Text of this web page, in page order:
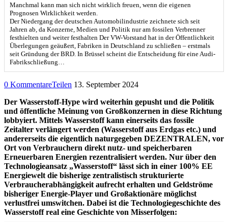
Manchmal kann man sich nicht wirklich freuen, wenn die eigenen
Prognosen Wirklichkeit werden.
Der Niedergang der deutschen Automobilindustrie zeichnete sich seit
Jahren ab, da Konzerne, Medien und Politik nur am fossilen Verbrenner
festhielten und weiter festhalten Der VW-Vorstand hat in der Öffentlichkeit
Überlegungen geäußert, Fabriken in Deutschland zu schließen – erstmals
seit Gründung der BRD. In Brüssel scheint die Entscheidung für eine Audi-
Fabrikschließung…
0 KommentareTeilen 13. September 2024
Der Wasserstoff-Hype wird weiterhin gepusht und die Politik
und öffentliche Meinung von Großkonzernen in diese Richtung
lobbyiert. Mittels Wasserstoff kann einerseits das fossile
Zeitalter verlängert werden (Wasserstoff aus Erdgas etc.) und
andererseits die eigentlich naturgegeben DEZENTRALEN, vor
Ort von Verbrauchern direkt nutz- und speicherbaren
Erneuerbaren Energien rezentralisiert werden. Nur über den
Technologieansatz „Wasserstoff“ lässt sich in einer 100% EE
Energiewelt die bisherige zentralistisch strukturierte
Verbraucherabhängigkeit aufrecht erhalten und Geldströme
bisheriger Energie-Player und Großaktionäre möglichst
verlustfrei umswitchen. Dabei ist die Technologiegeschichte des
Wasserstoff real eine Geschichte von Misserfolgen: